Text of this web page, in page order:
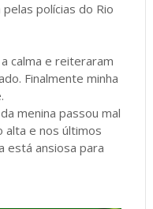
polícias do Rio
calma e reiteraram
Finalmente minha
menina passou mal
alta e nos últimos
está ansiosa para